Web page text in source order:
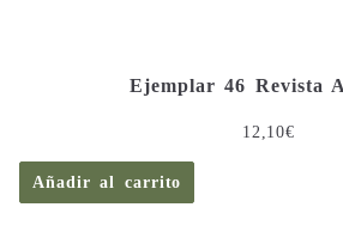
Ejemplar 46 Revista
12,10€
Añadir al carrito